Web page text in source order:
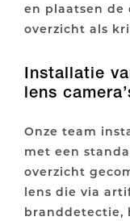
en plaatsen de
overzicht als
Installatie
lens
Onze team
met een
overzicht
lens die via
branddetectie,